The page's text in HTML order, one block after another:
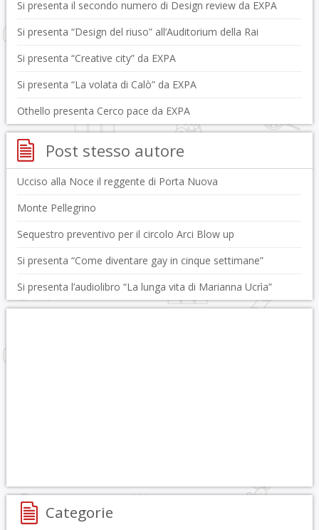
Si presenta il secondo numero di Design review da EXPA
Si presenta “Design del riuso” all’Auditorium della Rai
Si presenta “Creative city” da EXPA
Si presenta “La volata di Calò” da EXPA
Othello presenta Cerco pace da EXPA
Post stesso autore
Ucciso alla Noce il reggente di Porta Nuova
Monte Pellegrino
Sequestro preventivo per il circolo Arci Blow up
Si presenta “Come diventare gay in cinque settimane”
Si presenta l’audiolibro “La lunga vita di Marianna Ucrìa”
Categorie